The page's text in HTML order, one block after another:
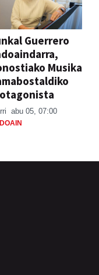
Guerrero
Musika
abu 05, 07:00